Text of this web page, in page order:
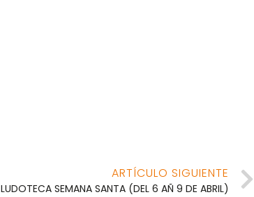
ARTÍCULO SIGUIENTE
LUDOTECA SEMANA SANTA (DEL 6 AÑ 9 DE ABRIL)